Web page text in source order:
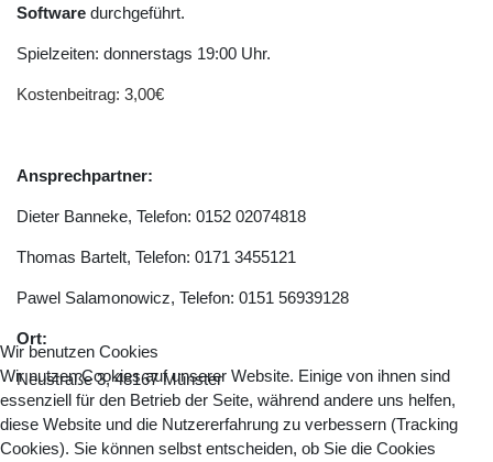
Software durchgeführt.
Spielzeiten: donnerstags 19:00 Uhr.
Kostenbeitrag: 3,00€
Ansprechpartner:
Dieter Banneke, Telefon: 0152 02074818
Thomas Bartelt, Telefon: 0171 3455121
Pawel Salamonowicz, Telefon: 0151 56939128
Ort:
Neustraße 3, 48167 Münster
Wir benutzen Cookies
Wir nutzen Cookies auf unserer Website. Einige von ihnen sind
essenziell für den Betrieb der Seite, während andere uns helfen,
diese Website und die Nutzererfahrung zu verbessern (Tracking
Cookies). Sie können selbst entscheiden, ob Sie die Cookies